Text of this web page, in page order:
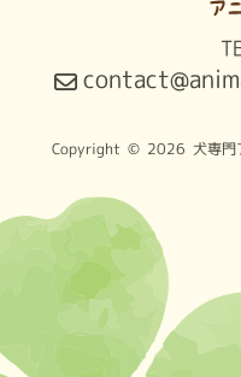
Copyright © 2026 犬専門